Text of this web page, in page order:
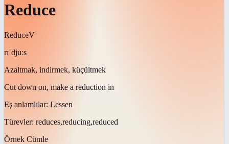
Reduce
ReduceV
rɪˈdjuːs
Azaltmak, indirmek, küçültmek
Cut down on, make a reduction in
Eş anlamlılar: Lessen
Türevler: reduces,reducing,reduced
Örnek Cümle